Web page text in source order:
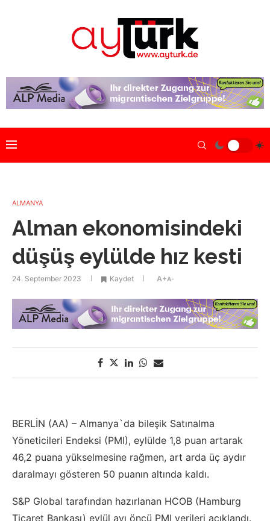
ALMANYA
Alman ekonomisindeki
düşüş eylülde hız kesti
24. September 2023 Kaydet A+A-
BERLİN (AA) – Almanya`da bileşik Satınalma
Yöneticileri Endeksi (PMI), eylülde 1,8 puan artarak
46,2 puana yükselmesine rağmen, art arda üç aydır
daralmayı gösteren 50 puanın altında kaldı.
S&P Global tarafından hazırlanan HCOB (Hamburg
Ticaret Bankası) eylül ayı öncü PMI verileri açıklandı.